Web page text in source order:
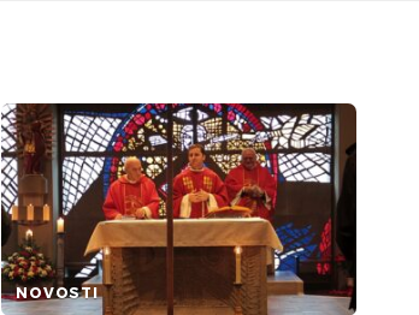
NOVOSTI